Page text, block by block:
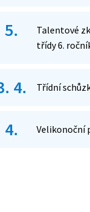
5.
Talentové
třídy 6.
4. Třídní
4. Velikonoční